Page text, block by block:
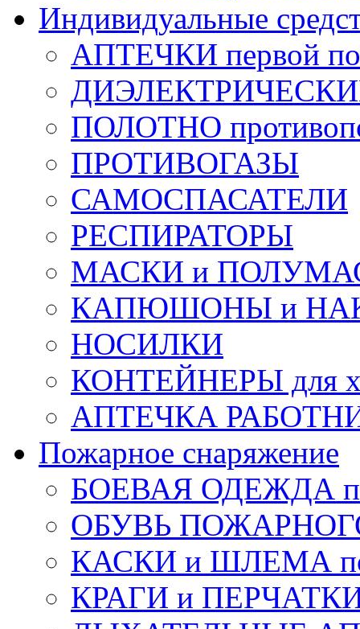
Индивидуальные
АПТЕЧКИ первой
ДИЭЛЕКТРИЧЕСКИЕ
ПОЛОТНО
ПРОТИВОГАЗЫ
САМОСПАСАТЕЛИ
РЕСПИРАТОРЫ
МАСКИ и
КАПЮШОНЫ и
НОСИЛКИ
КОНТЕЙНЕРЫ для
АПТЕЧКА
Пожарное снаряжение
БОЕВАЯ ОДЕЖДА
ОБУВЬ
КАСКИ и ШЛЕМА
КРАГИ и ПЕРЧАТКИ